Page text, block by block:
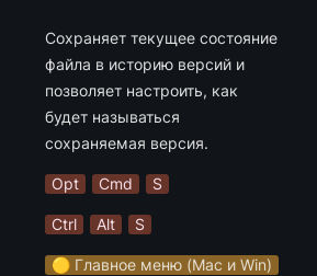
Сохраняет текущее состояние
файла в историю версий и
позволяет настроить, как
будет называться
сохраняемая версия.
Opt Cmd S
Ctrl Alt S
🟡 Главное меню (Mac и Win)